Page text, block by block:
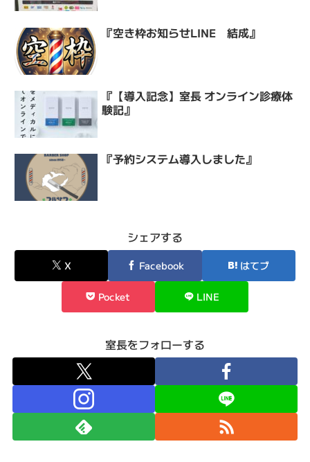
『空き枠お知らせLINE 結成』
『【導入記念】室長 オンライン診療体
験記』
『予約システム導入しました』
シェアする
X Facebook はてブ
Pocket LINE
室長をフォローする